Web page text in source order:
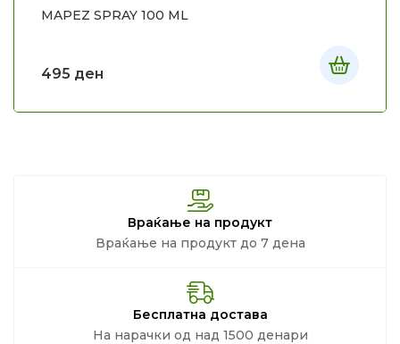
MAPEZ SPRAY 100 ML
495 ден
Враќање на продукт
Враќање на продукт до 7 дена
Бесплатна достава
На нарачки од над 1500 денари